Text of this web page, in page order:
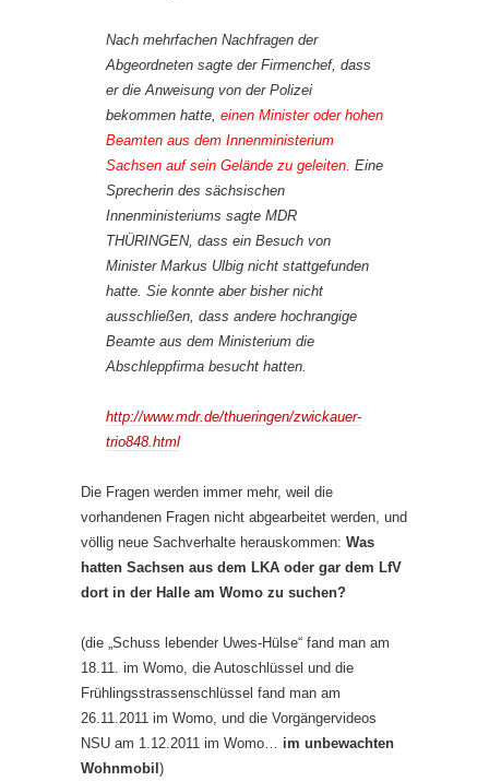
Nach mehrfachen Nachfragen der
Abgeordneten sagte der Firmenchef, dass
er die Anweisung von der Polizei
bekommen hatte, einen Minister oder hohen
Beamten aus dem Innenministerium
Sachsen auf sein Gelände zu geleiten. Eine
Sprecherin des sächsischen
Innenministeriums sagte MDR
THÜRINGEN, dass ein Besuch von
Minister Markus Ulbig nicht stattgefunden
hatte. Sie konnte aber bisher nicht
ausschließen, dass andere hochrangige
Beamte aus dem Ministerium die
Abschleppfirma besucht hatten.
http://www.mdr.de/thueringen/zwickauer-
trio848.html
Die Fragen werden immer mehr, weil die
vorhandenen Fragen nicht abgearbeitet werden, und
völlig neue Sachverhalte herauskommen: Was
hatten Sachsen aus dem LKA oder gar dem LfV
dort in der Halle am Womo zu suchen?
(die „Schuss lebender Uwes-Hülse“ fand man am
18.11. im Womo, die Autoschlüssel und die
Frühlingsstrassenschlüssel fand man am
26.11.2011 im Womo, und die Vorgängervideos
NSU am 1.12.2011 im Womo… im unbewachten
Wohnmobil )